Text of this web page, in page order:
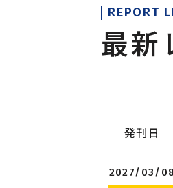
REPORT
最新
発刊日
2027/03/08